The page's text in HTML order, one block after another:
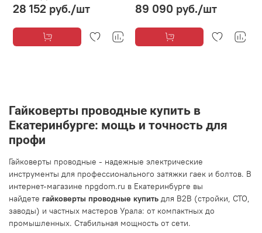
28 152 руб./шт 89 090 руб./шт
Гайковерты проводные купить в
Екатеринбурге: мощь и точность для
профи
Гайковерты проводные - надежные электрические
инструменты для профессионального затяжки гаек и болтов. В
интернет-магазине npgdom.ru в Екатеринбурге вы
найдете гайковерты проводные купить для B2B (стройки, СТО,
заводы) и частных мастеров Урала: от компактных до
промышленных. Стабильная мощность от сети.